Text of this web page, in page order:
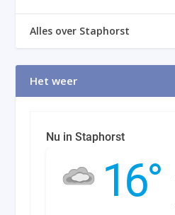
Alles over Staphorst
Het weer